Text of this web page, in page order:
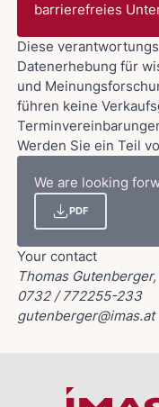
barrierefreies
Diese
Datenerhebung für
und
führen keine
Werden Sie ein Teil
We are looking
PDF
Your contact
Thomas Gutenberger,
0732 / 772255-233
gutenberger@imas.at